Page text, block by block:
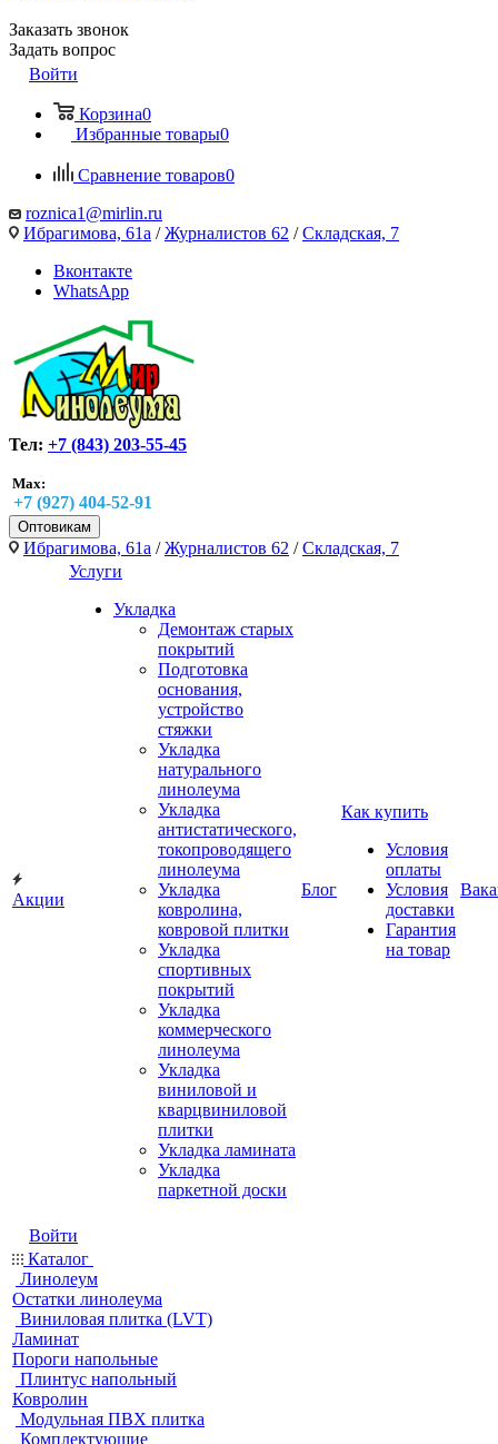
Заказать звонок
Задать вопрос
Войти
Корзина0
Избранные товары0
Сравнение товаров0
roznica1@mirlin.ru
Ибрагимова, 61а /Журналистов 62 /Складская, 7
Вконтакте
WhatsApp
Тел: +7 (843) 203-55-45
Max:
+7 (927) 404-52-91
Оптовикам
Ибрагимова, 61а /Журналистов 62 /Складская, 7
Акции
Услуги
Укладка
Демонтаж старых
покрытий
Подготовка
основания,
устройство
стяжки
Укладка
натурального
линолеума
Укладка
антистатического,
токопроводящего
линолеума
Укладка
ковролина,
ковровой плитки
Укладка
спортивных
покрытий
Укладка
коммерческого
линолеума
Укладка
виниловой и
кварцвиниловой
плитки
Укладка ламината
Укладка
паркетной доски
Блог
Как купить
Условия
оплаты
Условия
доставки
Гарантия
на товар
Войти
Каталог
Линолеум
Остатки линолеума
Виниловая плитка (LVT)
Ламинат
Пороги напольные
Плинтус напольный
Ковролин
Модульная ПВХ плитка
Комплектующие